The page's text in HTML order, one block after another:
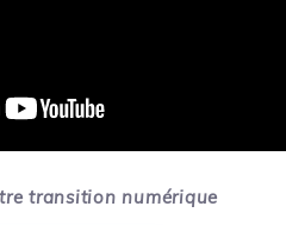
transition numérique